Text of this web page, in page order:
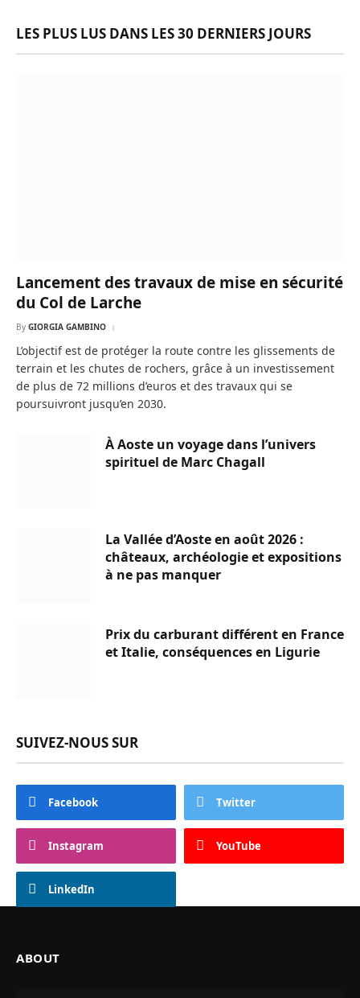
LES PLUS LUS DANS LES 30 DERNIERS JOURS
Lancement des travaux de mise en sécurité
du Col de Larche
By GIORGIA GAMBINO
L’objectif est de protéger la route contre les glissements de
terrain et les chutes de rochers, grâce à un investissement
de plus de 72 millions d’euros et des travaux qui se
poursuivront jusqu’en 2030.
À Aoste un voyage dans l’univers
spirituel de Marc Chagall
La Vallée d’Aoste en août 2026 :
châteaux, archéologie et expositions
à ne pas manquer
Prix du carburant différent en France
et Italie, conséquences en Ligurie
SUIVEZ-NOUS SUR
Facebook Twitter
Instagram YouTube
LinkedIn
ABOUT